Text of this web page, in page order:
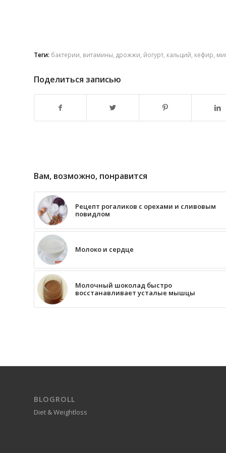
Теги: бактерии, витамины, дрожжи, йогурт, кальций, кефир,
Поделиться записью
Вам, возможно, понравится
Рецепт рогаликов с орехами и сливовым
повидлом
Молоко и сердце
Молочный шоколад быстро
восстанавливает усталые мышцы
BLOGROLL
Diet & Weightloss